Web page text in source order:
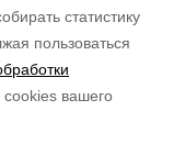
статистику
пользоваться
cookies вашего